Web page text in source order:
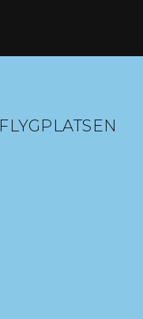
FLYGPLATSEN